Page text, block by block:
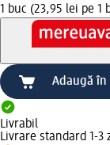
1 buc (23,95 lei pe 1
Adaugă în
Livrabil
Livrare standard 1-3